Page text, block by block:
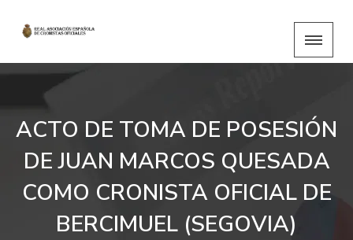
ACTO DE TOMA DE POSESIÓN
DE JUAN MARCOS QUESADA
COMO CRONISTA OFICIAL DE
BERCIMUEL (SEGOVIA)